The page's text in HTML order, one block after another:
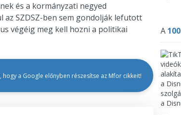
és a kormányzati negyed
az SZDSZ-ben sem gondolják lefutott
végéig meg kell hozni a politikai
a Google előnyben részesítse az Mfor cikkeit!
A 100